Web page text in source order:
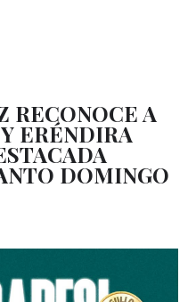
RECONOCE A
ERÉNDIRA
DOMINGO